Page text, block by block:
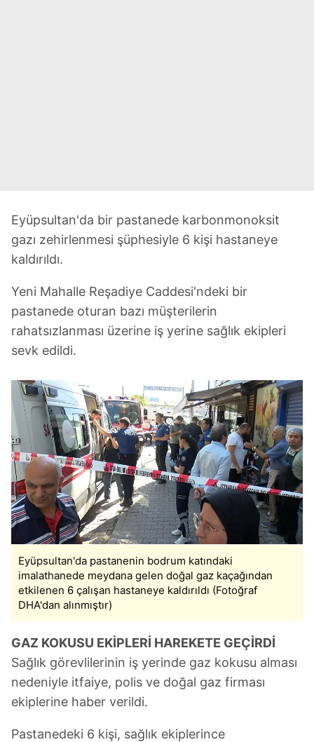
Eyüpsultan'da bir pastanede karbonmonoksit
gazı zehirlenmesi şüphesiyle 6 kişi hastaneye
kaldırıldı.
Yeni Mahalle Reşadiye Caddesi'ndeki bir
pastanede oturan bazı müşterilerin
rahatsızlanması üzerine iş yerine sağlık ekipleri
sevk edildi.
Eyüpsultan'da pastanenin bodrum katındaki
imalathanede meydana gelen doğal gaz kaçağından
etkilenen 6 çalışan hastaneye kaldırıldı (Fotoğraf
DHA'dan alınmıştır)
GAZ KOKUSU EKİPLERİ HAREKETE GEÇİRDİ
Sağlık görevlilerinin iş yerinde gaz kokusu alması
nedeniyle itfaiye, polis ve doğal gaz firması
ekiplerine haber verildi.
Pastanedeki 6 kişi, sağlık ekiplerince